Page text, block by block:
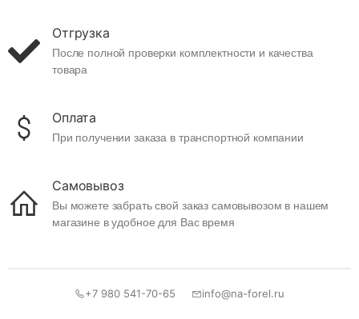
Отгрузка
После полной проверки комплектности и качества
товара
Оплата
При получении заказа в транспортной компании
Самовывоз
Вы можете забрать свой заказ самовывозом в нашем
магазине в удобное для Вас время
+7 980 541-70-65 info@na-forel.ru